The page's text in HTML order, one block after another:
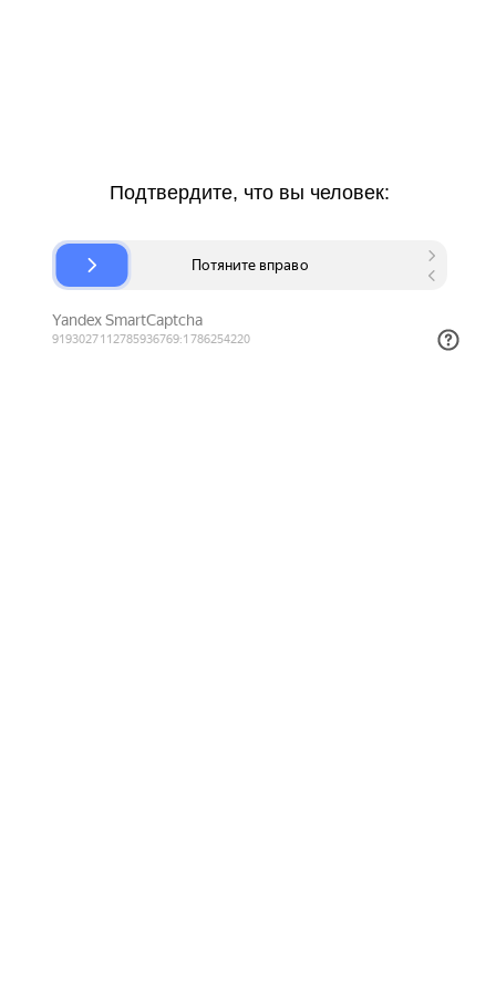
Подтвердите, что вы человек: